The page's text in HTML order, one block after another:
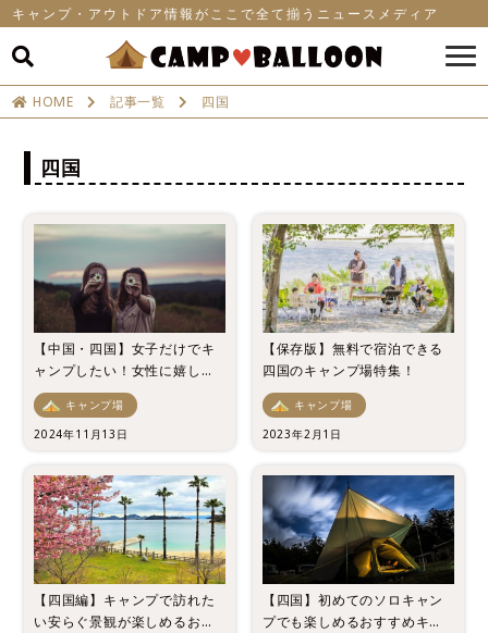
キャンプ・アウトドア情報がここで全て揃うニュースメディア
HOME 記事一覧 四国
四国
【中国・四国】女子だけでキ
ャンプしたい！女性に嬉しい
高規格のおすすめのキャンプ
場7選！キャンプ場
2024年11月13日
【保存版】無料で宿泊できる
四国のキャンプ場特集！
キャンプ場
2023年2月1日
【四国編】キャンプで訪れた
い安らぐ景観が楽しめるおす
【四国】初めてのソロキャン
プでも楽しめるおすすめキャ